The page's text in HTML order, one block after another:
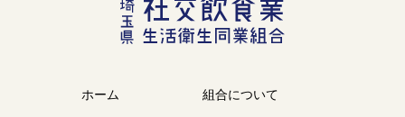
ホーム 組合について